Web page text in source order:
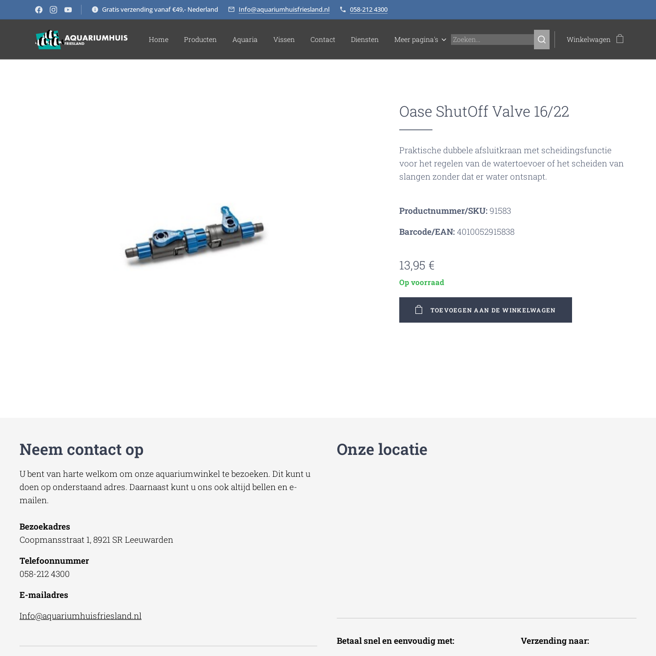
Gratis verzending vanaf €49,- Nederland Info@aquariumhuisfriesland.nl 058-212 4300
Home Producten Aquaria Vissen Contact Diensten Meer pagina's Winkelwagen
Oase ShutOff Valve 16/22
Praktische dubbele afsluitkraan met scheidingsfunctie
voor het regelen van de watertoevoer of het scheiden van
slangen zonder dat er water ontsnapt.
Productnummer/SKU:91583
Barcode/EAN:4010052915838
13,95 €
Op voorraad
TOEVOEGEN AAN DE WINKELWAGEN
Neem contact op
U bent van harte welkom om onze aquariumwinkel te bezoeken. Dit kunt u
doen op onderstaand adres. Daarnaast kunt u ons ook altijd bellen en e-
mailen.
Bezoekadres
Coopmansstraat 1, 8921 SR Leeuwarden
Telefoonnummer
058-212 4300
E-mailadres
Info@aquariumhuisfriesland.nl
Onze locatie
Betaal snel en eenvoudig met: Verzending naar: